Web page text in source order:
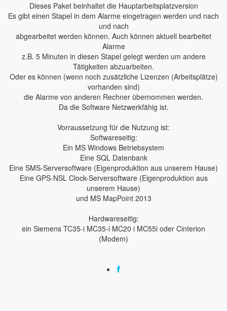
Dieses Paket beinhaltet die Hauptarbeitsplatzversion
Es gibt einen Stapel in dem Alarme eingetragen werden und nach
und nach
abgearbeitet werden können. Auch können aktuell bearbeitet
Alarme
z.B. 5 Minuten in diesen Stapel gelegt werden um andere
Tätigkeiten abzuarbeiten.
Oder es können (wenn noch zusätzliche Lizenzen (Arbeitsplätze)
vorhanden sind)
die Alarme von anderen Rechner übernommen werden.
Da die Software Netzwerkfähig ist.
Vorraussetzung für die Nutzung ist:
Softwareseitig:
Ein MS Windows Betriebsystem
Eine SQL Datenbank
Eine SMS-Serversoftware (Eigenproduktion aus unserem Hause)
Eine GPS-NSL Clock-Serversoftware (Eigenproduktion aus
unserem Hause)
und MS MapPoint 2013
Hardwareseitig:
ein Siemens TC35-i MC35-i MC20 i MC55i oder Cinterion
(Modem)